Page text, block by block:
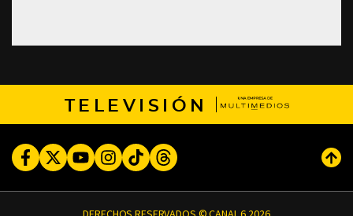
TELEVISIÓN
FacebookTwitterYoutubeInstagram
TikTokThreads